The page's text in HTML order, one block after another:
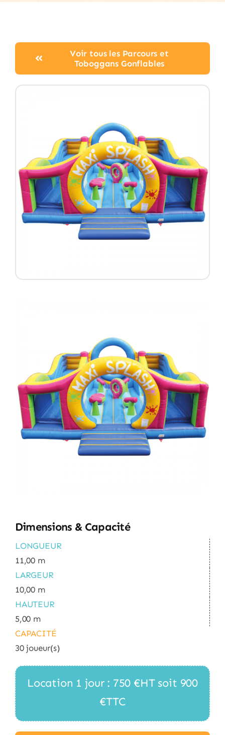
Voir tous les Parcours et
Toboggans Gonflables
Dimensions & Capacité
LONGUEUR
11,00 m
LARGEUR
10,00 m
HAUTEUR
5,00 m
CAPACITÉ
30 joueur(s)
Location 1 jour : 750 €HT soit 900
€TTC